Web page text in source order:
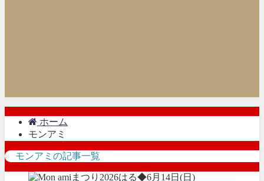
ホーム
モンアミ
モンアミの記事一覧